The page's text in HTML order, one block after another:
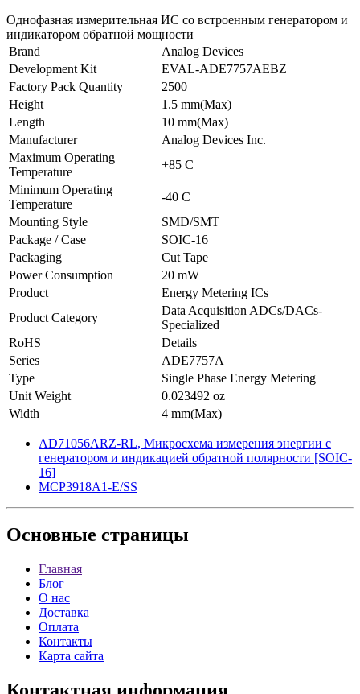
Однофазная измерительная ИС со встроенным генератором и
индикатором обратной мощности
Brand
Analog Devices
Development Kit
EVAL-ADE7757AEBZ
Factory Pack Quantity
2500
Height
1.5 mm(Max)
Length
10 mm(Max)
Manufacturer
Analog Devices Inc.
Maximum Operating
Temperature
+85 C
Minimum Operating
Temperature
-40 C
Mounting Style
SMD/SMT
Package / Case
SOIC-16
Packaging
Cut Tape
Power Consumption
20 mW
Product
Energy Metering ICs
Product Category
Data Acquisition ADCs/DACs-
Specialized
RoHS
Details
Series
ADE7757A
Type
Single Phase Energy Metering
Unit Weight
0.023492 oz
Width
4 mm(Max)
AD71056ARZ-RL, Микросхема измерения энергии с
генератором и индикацией обратной полярности [SOIC-
16]
MCP3918A1-E/SS
Основные страницы
Главная
Блог
О нас
Доставка
Оплата
Контакты
Карта сайта